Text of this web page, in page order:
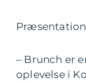
– Brunch er
oplevelse i